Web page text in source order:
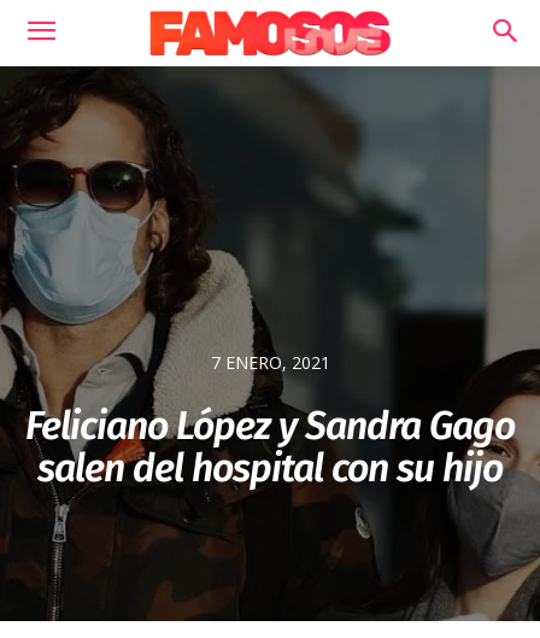
7 ENERO, 2021
Feliciano López y Sandra Gago
salen del hospital con su hijo